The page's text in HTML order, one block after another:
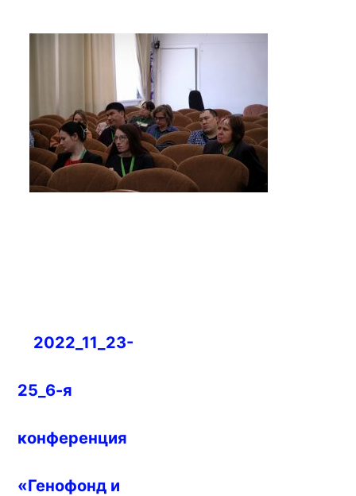
Навигация
записям
2022_11_23-
25_6-я
конференция
«Генофонд и